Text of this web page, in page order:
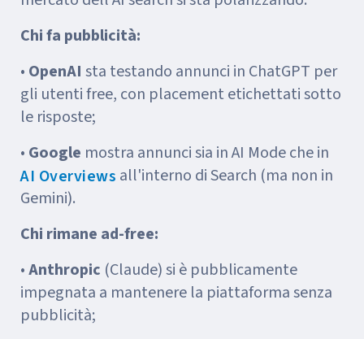
Chi fa pubblicità:
• OpenAI sta testando annunci in ChatGPT per
gli utenti free, con placement etichettati sotto
le risposte;
• Google mostra annunci sia in AI Mode che in
AI Overviews all'interno di Search (ma non in
Gemini).
Chi rimane ad-free:
•Anthropic (Claude) si è pubblicamente
impegnata a mantenere la piattaforma senza
pubblicità;